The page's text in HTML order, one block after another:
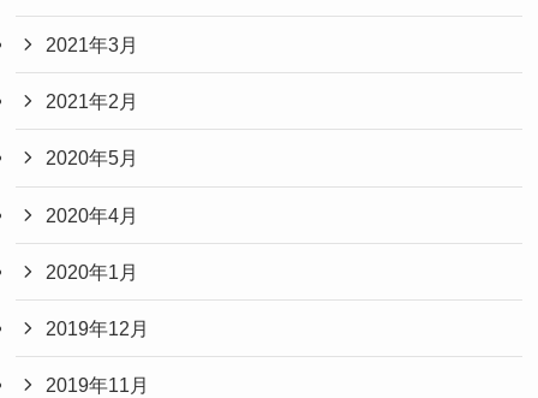
2021年3月
2021年2月
2020年5月
2020年4月
2020年1月
2019年12月
2019年11月